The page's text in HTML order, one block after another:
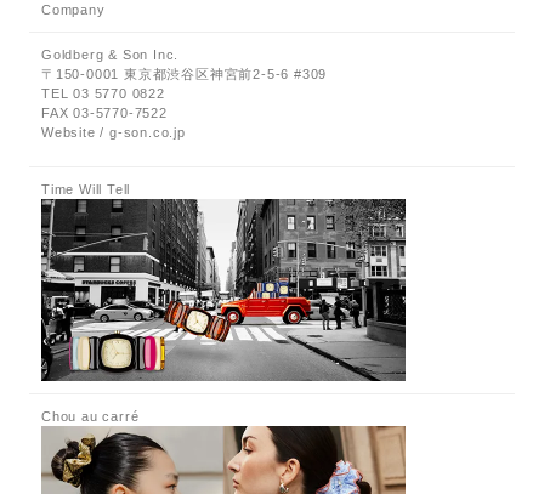
Company
Goldberg & Son Inc.
〒150-0001 東京都渋谷区神宮前2-5-6 #309
TEL 03 5770 0822
FAX 03-5770-7522
Website / g-son.co.jp
Time Will Tell
Chou au carré